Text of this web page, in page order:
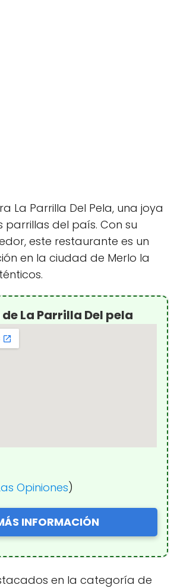
La Parrilla Del Pela, una joya
del país. Con su
este restaurante es un
en la ciudad de Merlo la
La Parrilla Del pela
Opiniones)
INFORMACIÓN
en la categoría de